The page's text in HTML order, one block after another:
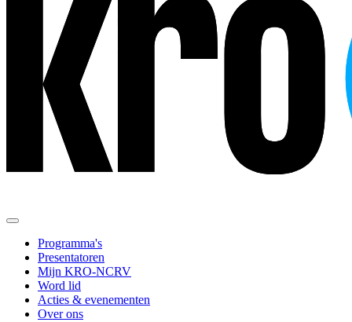
Programma's
Presentatoren
Mijn KRO-NCRV
Word lid
Acties & evenementen
Over ons